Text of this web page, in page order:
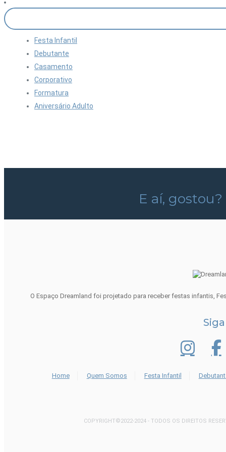
Festa Infantil
Debutante
Casamento
Corporativo
Formatura
Aniversário Adulto
E aí, gostou?
O Espaço Dreamland foi projetado para receber festas infantis,
Home Quem Somos Festa Infantil
COPYRIGHT©2022-2024 - TODOS OS DIREITOS